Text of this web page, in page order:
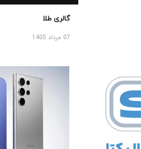
گالری طلا
07 مرداد 1405